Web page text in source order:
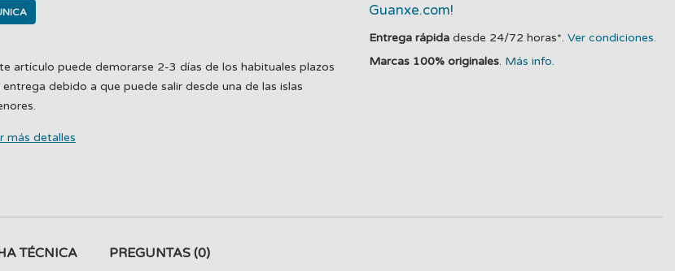
artículo puede demorarse 2-3 días de los habituales plazos
entrega debido a que puede salir desde una de las islas
más detalles
Guanxe.com!
Entrega rápida desde 24/72 horas*.Ver condiciones.
Marcas 100% originales. Más info.
TÉCNICA PREGUNTAS (0)